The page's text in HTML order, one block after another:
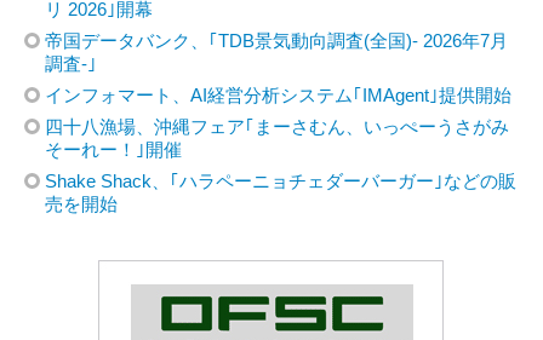
リ 2026｣開幕
帝国データバンク、｢TDB景気動向調査(全国)- 2026年7月
調査-｣
インフォマート、AI経営分析システム｢IMAgent｣提供開始
四十八漁場、沖縄フェア｢まーさむん、いっぺーうさがみ
そーれー！｣開催
Shake Shack、｢ハラペーニョチェダーバーガー｣などの販
売を開始